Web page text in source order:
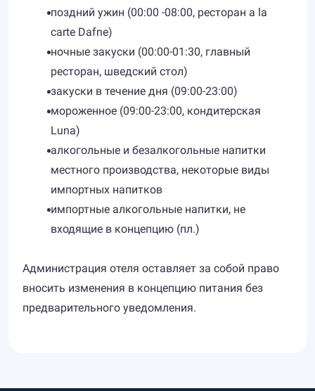
поздний ужин (00:00 -08:00, ресторан а la
сarte Dafne)
ночные закуски (00:00-01:30, главный
ресторан, шведский стол)
закуски в течение дня (09:00-23:00)
мороженное (09:00-23:00, кондитерская
Luna)
алкогольные и безалкогольные напитки
местного производства, некоторые виды
импортных напитков
импортные алкогольные напитки, не
входящие в концепцию (пл.)
Администрация отеля оставляет за собой право
вносить изменения в концепцию питания без
предварительного уведомления.